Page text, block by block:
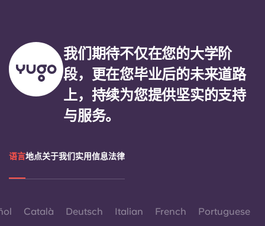
我们期待不仅在您的大学阶
段，更在您毕业后的未来道路
上，持续为您提供坚实的支持
与服务。
语言地点关于我们实用信息法律
Català Deutsch Italian French Portuguese